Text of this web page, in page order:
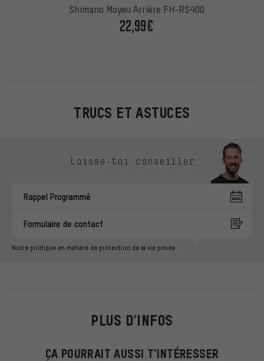
Shimano Moyeu Arrière FH-RS400
22,99€
TRUCS ET ASTUCES
Laisse-toi conseiller
Rappel Programmé
Formulaire de contact
Notre politique en matière de protection de la vie privée
PLUS D'INFOS
ÇA POURRAIT AUSSI T'INTÉRESSER